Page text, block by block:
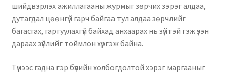
шийдвэрлэх ажиллагааны журмыг зөрчих зэрэг алдаа,
дутагдал цөөнгүй гарч байгаа тул алдаа зөрчлийг
багасгах, гаргуулахгүй байхад анхаарах нь зүйтэй гэж үзэн
дараах зүйлийг тоймлон хүргэж байна.
Түүнээс гадна гэр бүлийн холбогдолтой хэрэг маргааныг